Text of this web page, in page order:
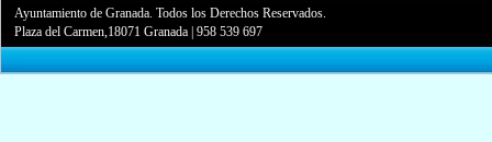
Ayuntamiento de Granada. Todos los Derechos Reservados.
Plaza del Carmen,18071 Granada |958 539 697